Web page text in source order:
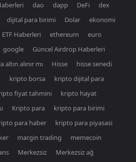
dao dapp DeFi
dex
dijital para birimi Dolar
ekonomi
ETF Haberleri ethereum
euro
google
Güncel Airdrop Haberleri
altın alınır mı Hisse
hisse senedi
kripto borsa
kripto dijital para
fiyat tahmini
kripto hayat
Kripto para
kripto para birimi
para haber
kripto para piyasasi
margin trading
memecoin
Merkezsiz
Merkezsiz ağ